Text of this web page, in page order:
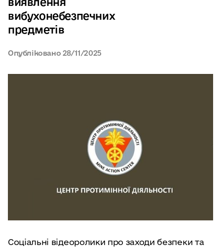
вибухонебезпечних
предметів
Опубліковано 28/11/2025
Соціальні відеоролики про заходи безпеки та